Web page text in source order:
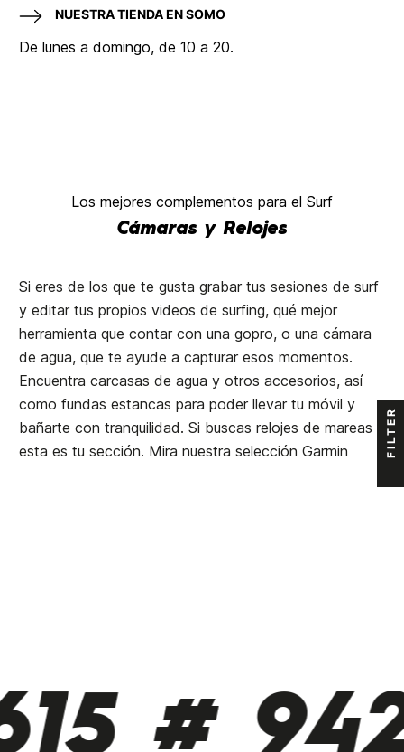
NUESTRA TIENDA EN SOMO
De lunes a domingo, de 10 a 20.
Los mejores complementos para el Surf
Cámaras y Relojes
Si eres de los que te gusta grabar tus sesiones de surf
y editar tus propios videos de surfing, qué mejor
herramienta que contar con una gopro, o una cámara
de agua, que te ayude a capturar esos momentos.
Encuentra carcasas de agua y otros accesorios, así
como fundas estancas para poder llevar tu móvil y
bañarte con tranquilidad. Si buscas relojes de mareas
esta es tu sección. Mira nuestra selección Garmin
#
FILTER